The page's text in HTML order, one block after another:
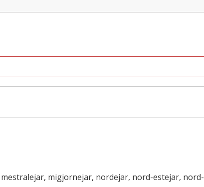
migjornejar, nordejar, nord-estejar, nord-